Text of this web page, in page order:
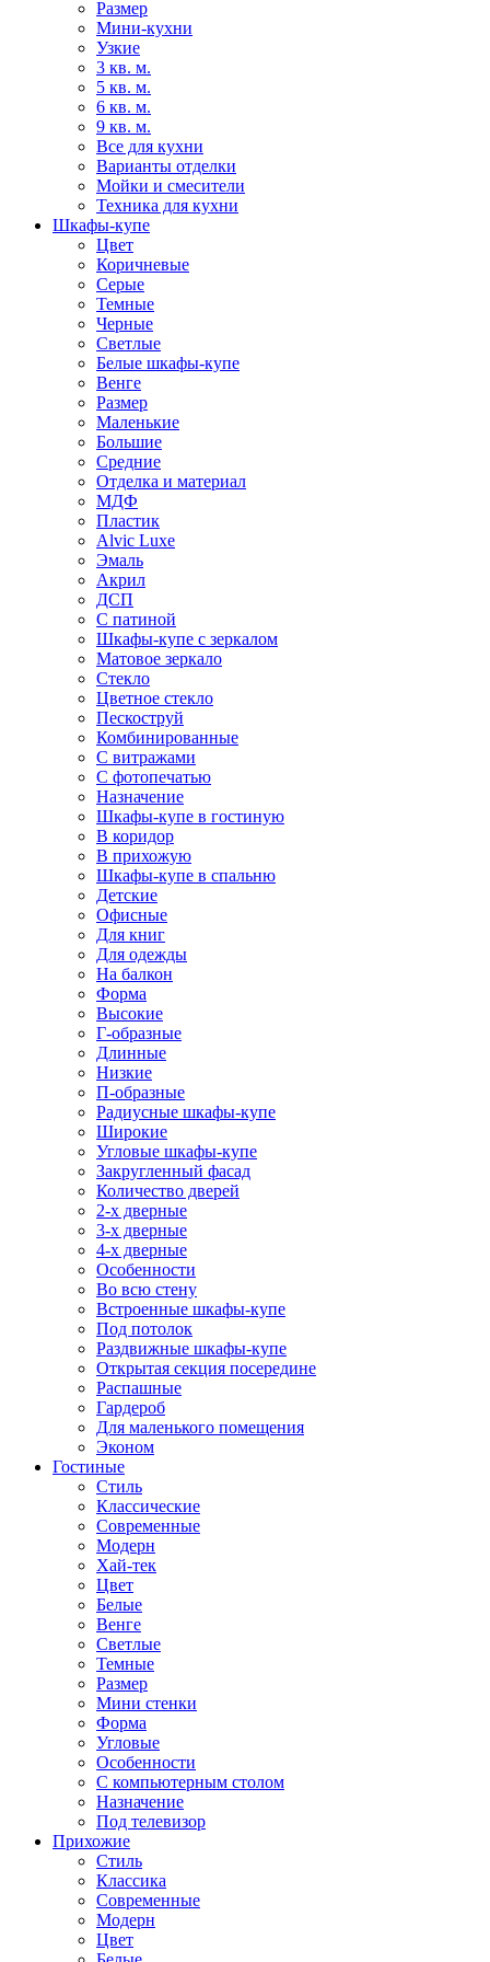
Размер
Мини-кухни
Узкие
3 кв. м.
5 кв. м.
6 кв. м.
9 кв. м.
Все для кухни
Варианты отделки
Мойки и смесители
Техника для кухни
Шкафы-купе
Цвет
Коричневые
Серые
Темные
Черные
Светлые
Белые шкафы-купе
Венге
Размер
Маленькие
Большие
Средние
Отделка и материал
МДФ
Пластик
Alvic Luxe
Эмаль
Акрил
ДСП
С патиной
Шкафы-купе с зеркалом
Матовое зеркало
Стекло
Цветное стекло
Пескоструй
Комбинированные
С витражами
С фотопечатью
Назначение
Шкафы-купе в гостиную
В коридор
В прихожую
Шкафы-купе в спальню
Детские
Офисные
Для книг
Для одежды
На балкон
Форма
Высокие
Г-образные
Длинные
Низкие
П-образные
Радиусные шкафы-купе
Широкие
Угловые шкафы-купе
Закругленный фасад
Количество дверей
2-х дверные
3-х дверные
4-х дверные
Особенности
Во всю стену
Встроенные шкафы-купе
Под потолок
Раздвижные шкафы-купе
Открытая секция посередине
Распашные
Гардероб
Для маленького помещения
Эконом
Гостиные
Стиль
Классические
Современные
Модерн
Хай-тек
Цвет
Белые
Венге
Светлые
Темные
Размер
Мини стенки
Форма
Угловые
Особенности
С компьютерным столом
Назначение
Под телевизор
Прихожие
Стиль
Классика
Современные
Модерн
Цвет